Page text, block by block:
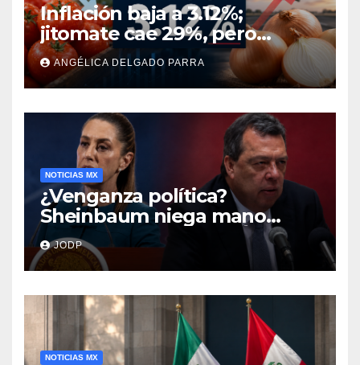
Inflación baja a 3.12%;
jitomate cae 29%, pero
cebolla y vuelos se
encarecen
ANGÉLICA DELGADO PARRA
NOTICIAS MX
¿Venganza política?
Sheinbaum niega mano
negra en captura de Ángel
Aguirre
JODP
NOTICIAS MX